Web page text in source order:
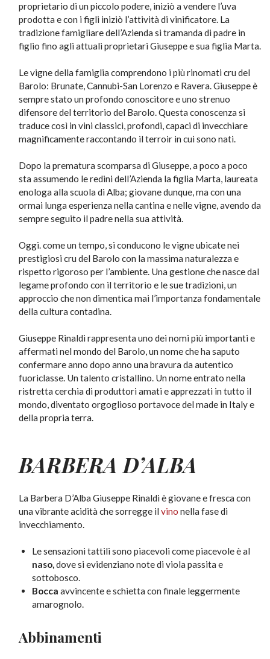
proprietario di un piccolo podere, iniziò a vendere l’uva
prodotta e con i figli iniziò l’attività di vinificatore. La
tradizione famigliare dell’Azienda si tramanda di padre in
figlio fino agli attuali proprietari Giuseppe e sua figlia Marta.
Le vigne della famiglia comprendono i più rinomati cru del
Barolo: Brunate, Cannubi-San Lorenzo e Ravera. Giuseppe è
sempre stato un profondo conoscitore e uno strenuo
difensore del territorio del Barolo. Questa conoscenza si
traduce così in vini classici, profondi, capaci di invecchiare
magnificamente raccontando il terroir in cui sono nati.
Dopo la prematura scomparsa di Giuseppe, a poco a poco
sta assumendo le redini dell’Azienda la figlia Marta, laureata
enologa alla scuola di Alba; giovane dunque, ma con una
ormai lunga esperienza nella cantina e nelle vigne, avendo da
sempre seguito il padre nella sua attività.
Oggi. come un tempo, si conducono le vigne ubicate nei
prestigiosi cru del Barolo con la massima naturalezza e
rispetto rigoroso per l’ambiente. Una gestione che nasce dal
legame profondo con il territorio e le sue tradizioni, un
approccio che non dimentica mai l’importanza fondamentale
della cultura contadina.
Giuseppe Rinaldi rappresenta uno dei nomi più importanti e
affermati nel mondo del Barolo, un nome che ha saputo
confermare anno dopo anno una bravura da autentico
fuoriclasse. Un talento cristallino. Un nome entrato nella
ristretta cerchia di produttori amati e apprezzati in tutto il
mondo, diventato orgoglioso portavoce del made in Italy e
della propria terra.
BARBERA D’ALBA
La Barbera D’Alba Giuseppe Rinaldi è giovane e fresca con
una vibrante acidità che sorregge ilvino nella fase di
invecchiamento.
Le sensazioni tattili sono piacevoli come piacevole è al
naso,dove si evidenziano note di viola passita e
sottobosco.
Bocca avvincente e schietta con finale leggermente
amarognolo.
Abbinamenti